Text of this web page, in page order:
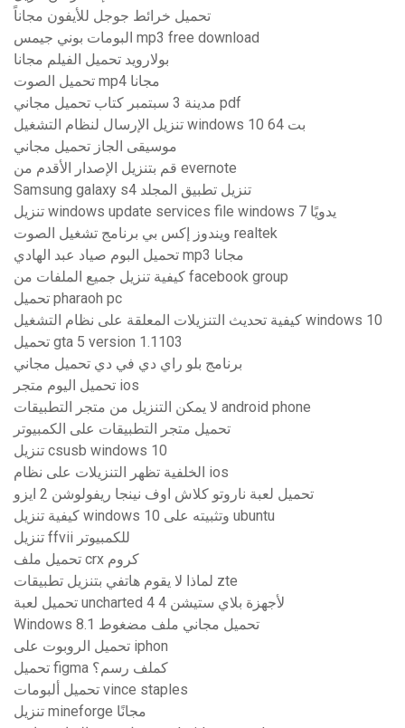
تحميل خرائط جوجل للأيفون مجاناً
البومات بوني جيمس mp3 free download
بولارويد تحميل الفيلم مجانا
تحميل الصوت mp4 مجانا
مدينة 3 سبتمبر كتاب تحميل مجاني pdf
تنزيل الإرسال لنظام التشغيل windows 10 64 بت
موسيقى الجاز تحميل مجاني
قم بتنزيل الإصدار الأقدم من evernote
Samsung galaxy s4 تنزيل تطبيق المجلد
تنزيل windows update services file windows يدويًا 7
ويندوز إكس بي برنامج تشغيل الصوت realtek
تحميل البوم صياد عبد الهادي mp3 مجانا
كيفية تنزيل جميع الملفات من facebook group
تحميل pharaoh pc
كيفية تحديث التنزيلات المعلقة على نظام التشغيل windows 10
تحميل gta 5 version 1.1103
برنامج بلو راي دي في دي تحميل مجاني
تحميل اليوم متجر ios
لا يمكن التنزيل من متجر التطبيقات android phone
تحميل متجر التطبيقات على الكمبيوتر
تنزيل csusb windows 10
الخلفية تظهر التنزيلات على نظام ios
تحميل لعبة ناروتو كلاش اوف نينجا ريفولوشن 2 ايزو
كيفية تنزيل windows 10 وتثبيته على ubuntu
تنزيل ffvii للكمبيوتر
تحميل ملف crx كروم
لماذا لا يقوم هاتفي بتنزيل تطبيقات zte
تحميل لعبة uncharted 4 لأجهزة بلاي ستيشن 4
Windows 8.1 تحميل مجاني ملف مضغوط
تحميل الروبوت على iphon
تحميل figma كملف رسم؟
تحميل ألبومات vince staples
تنزيل mineforge مجانًا